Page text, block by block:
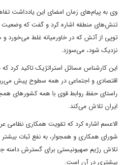
وی به پیام‌های زمان امضای این یادداشت
تنش‌های منطقه اشاره کرد و گفت که وضعیت
توپی از آتش که در خاورمیانه غلط می‌خورد
نزدیک شود، می‌سوزد.
این کارشناس مسائل استراتژیک تاکید کرد
اقتصادی و اجتماعی در همه سطوح پیش
راستای حفظ روابط قوی با همه کشورهای
ایران تلاش می‌کند.
الاعسم اشاره کرد که تقویت همکاری نظامی
شورای همکاری و همجوار، به نفع ثبات
تلاش رژیم صهیونیستی برای گسترش
بیشتری در آن است.